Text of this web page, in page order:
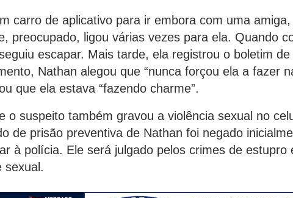
carro de aplicativo para ir embora com uma
preocupado, ligou várias vezes para ela. Quando
escapar. Mais tarde, ela registrou o boletim de
Nathan alegou que “nunca forçou ela a fazer
que ela estava “fazendo charme”.
o suspeito também gravou a violência sexual no
de prisão preventiva de Nathan foi negado
à polícia. Ele será julgado pelos crimes de estupro
sexual.